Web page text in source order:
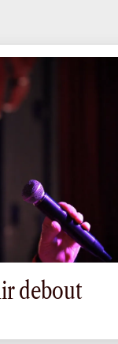
debout